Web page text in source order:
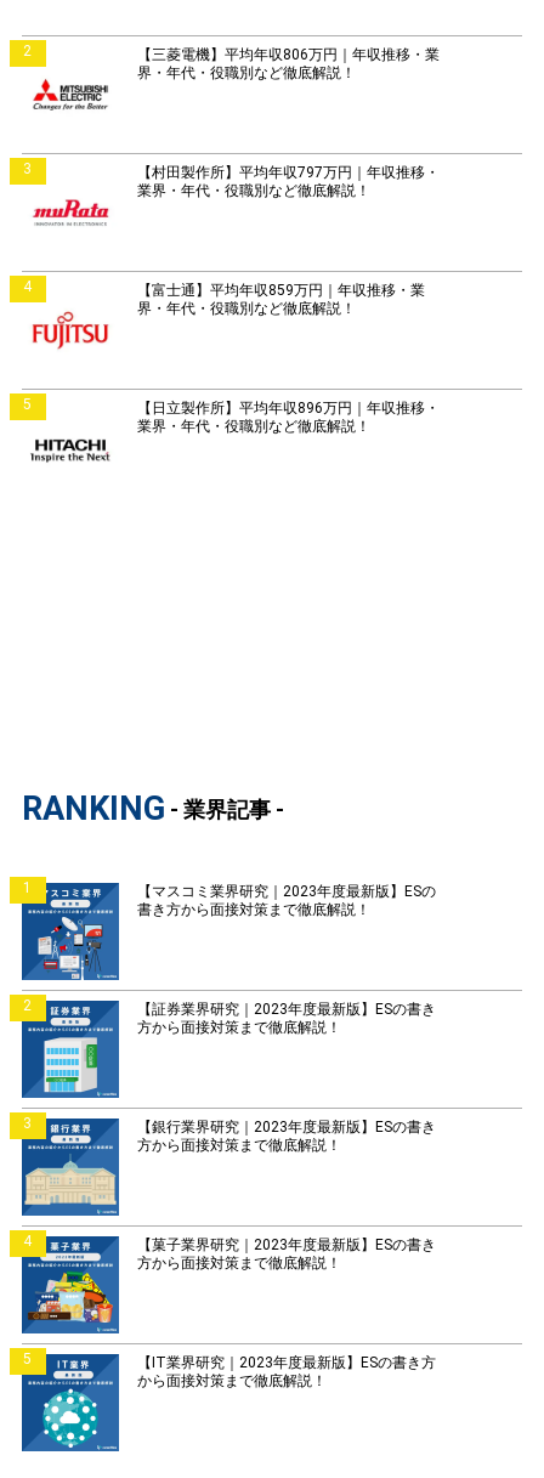
2
【三菱電機】平均年収806万円｜年収推移・業
界・年代・役職別など徹底解説！
3
【村田製作所】平均年収797万円｜年収推移・
業界・年代・役職別など徹底解説！
4
【富士通】平均年収859万円｜年収推移・業
界・年代・役職別など徹底解説！
5
【日立製作所】平均年収896万円｜年収推移・
業界・年代・役職別など徹底解説！
RANKING - 業界記事 -
1
【マスコミ業界研究｜2023年度最新版】ESの
書き方から面接対策まで徹底解説！
2
【証券業界研究｜2023年度最新版】ESの書き
方から面接対策まで徹底解説！
3
【銀行業界研究｜2023年度最新版】ESの書き
方から面接対策まで徹底解説！
4
【菓子業界研究｜2023年度最新版】ESの書き
方から面接対策まで徹底解説！
5
【IT業界研究｜2023年度最新版】ESの書き方
から面接対策まで徹底解説！